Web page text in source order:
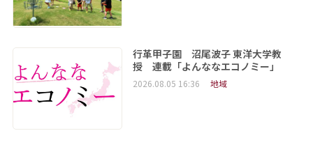
行革甲子園 沼尾波子 東洋大学教
授 連載「よんななエコノミー」
2026.08.05 16:36 地域